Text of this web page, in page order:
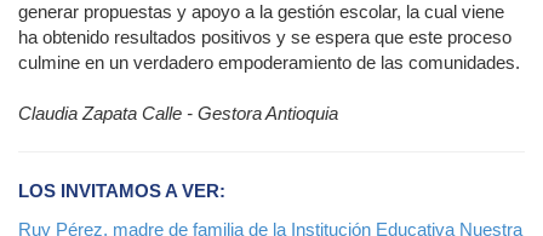
generar propuestas y apoyo a la gestión escolar, la cual viene
ha obtenido resultados positivos y se espera que este proceso
culmine en un verdadero empoderamiento de las comunidades.
Claudia Zapata Calle - Gestora Antioquia
LOS INVITAMOS A VER:
Ruy Pérez, madre de familia de la Institución Educativa Nuestra